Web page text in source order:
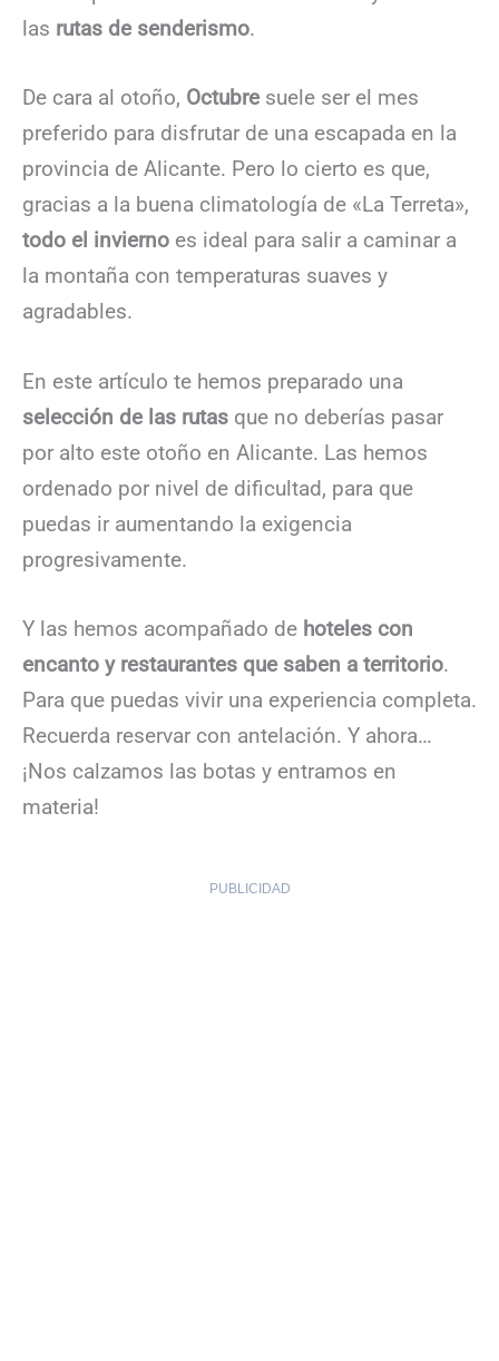
las rutas de senderismo.
De cara al otoño, Octubre suele ser el mes
preferido para disfrutar de una escapada en la
provincia de Alicante. Pero lo cierto es que,
gracias a la buena climatología de «La Terreta»,
todo el invierno es ideal para salir a caminar a
la montaña con temperaturas suaves y
agradables.
En este artículo te hemos preparado una
selección de las rutas que no deberías pasar
por alto este otoño en Alicante. Las hemos
ordenado por nivel de dificultad, para que
puedas ir aumentando la exigencia
progresivamente.
Y las hemos acompañado de hoteles con
encanto y restaurantes que saben a territorio.
Para que puedas vivir una experiencia completa.
Recuerda reservar con antelación. Y ahora…
¡Nos calzamos las botas y entramos en
materia!
PUBLICIDAD